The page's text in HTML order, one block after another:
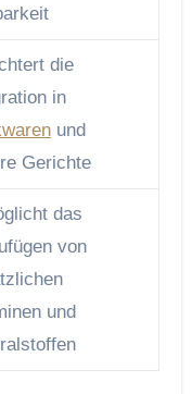
die
in
und
Gerichte
das
von
und